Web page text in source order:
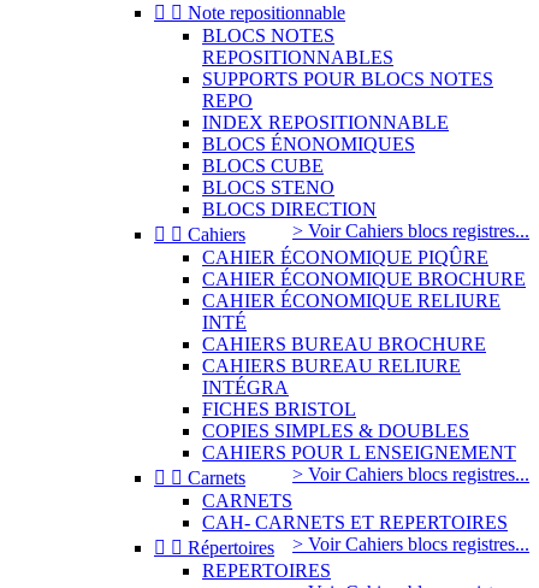
  Note repositionnable
BLOCS NOTES
REPOSITIONNABLES
SUPPORTS POUR BLOCS NOTES
REPO
INDEX REPOSITIONNABLE
BLOCS ÉNONOMIQUES
BLOCS CUBE
BLOCS STENO
BLOCS DIRECTION
> Voir Cahiers blocs registres...
  Cahiers
CAHIER ÉCONOMIQUE PIQÛRE
CAHIER ÉCONOMIQUE BROCHURE
CAHIER ÉCONOMIQUE RELIURE
INTÉ
CAHIERS BUREAU BROCHURE
CAHIERS BUREAU RELIURE
INTÉGRA
FICHES BRISTOL
COPIES SIMPLES & DOUBLES
CAHIERS POUR L ENSEIGNEMENT
> Voir Cahiers blocs registres...
  Carnets
CARNETS
CAH- CARNETS ET REPERTOIRES
> Voir Cahiers blocs registres...
  Répertoires
REPERTOIRES